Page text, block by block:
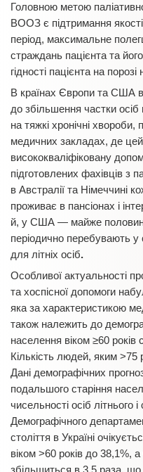
Головною метою
ВООЗ є підтримання
період, максимальне
страждань пацієнта та
гідності пацієнта на
В країнах Європи та США
до збільшення частки осіб
на тяжкі хронічні
медичних закладах, де цей
висококваліфіковану
підготовлених фахівців з
в Австралії та Німеччині
проживає в пансіонах і
й, у США — майже
періодично перебувають у
для літніх осіб.
Особливої актуальності
та хоспісної допомоги
яка за характеристикою
також належить до
населення віком ≥60
Кількість людей, яким
Дані демографічних
подальшого старіння
чисельності осіб літнього
Демографічного
століття в Україні
віком >60 років до 38,1%, а
збільшиться в 3,5 раза, що